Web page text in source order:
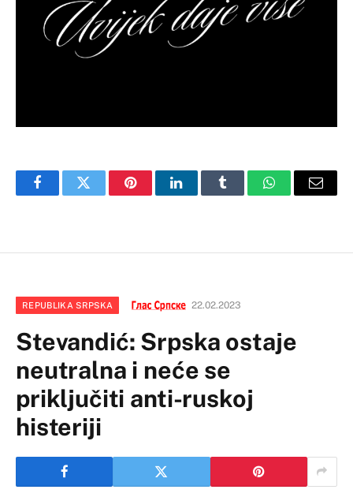
FacebookTwitter PinterestLinkedInTumblr WhatsAppEmail
REPUBLIKA SRPSKA 22.02.2023
Stevandić: Srpska ostaje
neutralna i neće se
priključiti anti-ruskoj
histeriji